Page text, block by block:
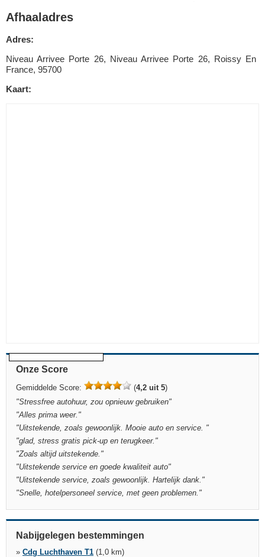
Afhaaladres
Adres:
Niveau Arrivee Porte 26, Niveau Arrivee Porte 26, Roissy En
France, 95700
Kaart:
Onze Score
Gemiddelde Score: (4,2 uit 5)
"Stressfree autohuur, zou opnieuw gebruiken"
"Alles prima weer. "
"Uitstekende, zoals gewoonlijk. Mooie auto en service. "
"glad, stress gratis pick-up en terugkeer. "
"Zoals altijd uitstekende. "
"Uitstekende service en goede kwaliteit auto"
"Uitstekende service, zoals gewoonlijk. Hartelijk dank. "
"Snelle, hotelpersoneel service, met geen problemen. "
Nabijgelegen bestemmingen
» Cdg Luchthaven T1 (1,0 km)